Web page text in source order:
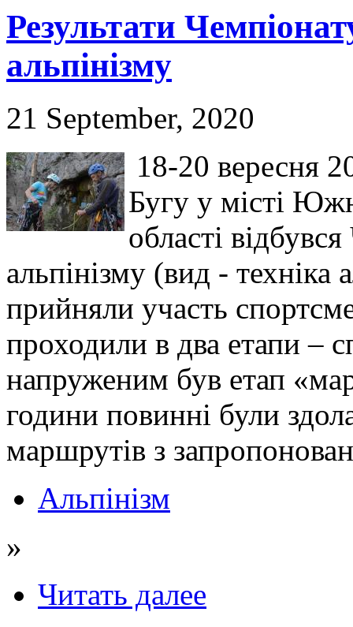
Результати
альпінізму
21 September, 2020
18-20 вересня
Бугу у місті
області
альпінізму (вид - техніка
прийняли участь
проходили в два етапи –
напруженим був етап
години повинні були
маршрутів з
Альпінізм
»
Читать далее